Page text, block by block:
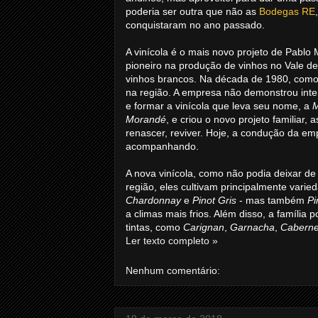
poderia ser outra que não as Bodegas RE
conquistaram no ano passado.
A vinícola é o mais novo projeto de Pablo
pioneiro na produção de vinhos no Vale
vinhos brancos. Na década de 1980,
na região. A empresa não demonstrou
e formar a vinícola que leva seu nome, a
Morandé , e criou o novo projeto familiar,
renascer, reviver. Hoje, a condução da
acompanhando.
A nova vinícola, como não podia deixar
região, eles cultivam principalmente
Chardonnaye Pinot Gris - mas também
a climas mais frios. Além disso, a família
tintas, como Carignan Garnacha
Ler texto completo »
Nenhum comentário: